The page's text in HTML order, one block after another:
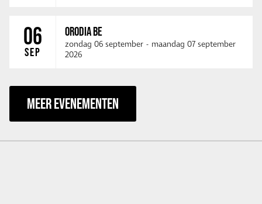
06
SEP
ORODIA BE
zondag 06 september - maandag 07 september
2026
MEER EVENEMENTEN